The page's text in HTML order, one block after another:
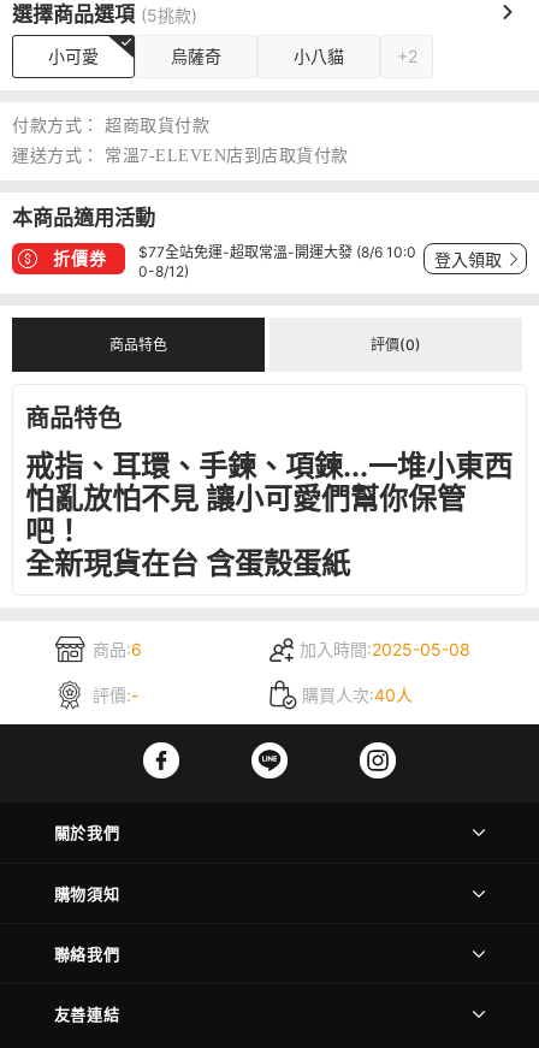
選擇商品選項 (5挑款)
小可愛 烏薩奇 小八貓 +2
付款方式：
超商取貨付款
運送方式：
常溫7-ELEVEN店到店取貨付款
本商品適用活動
折價券
$77全站免運-超取常溫-開運大發 (8/6 10:0
0-8/12)
登入領取
商品特色 評價(0)
商品特色
戒指、耳環、手鍊、項鍊...一堆小東西
怕亂放怕不見 讓小可愛們幫你保管
吧！
全新現貨在台 含蛋殼蛋紙
商品:6 加入時間:2025-05-08
評價:- 購買人次:40人
關於我們
購物須知
聯絡我們
友善連結